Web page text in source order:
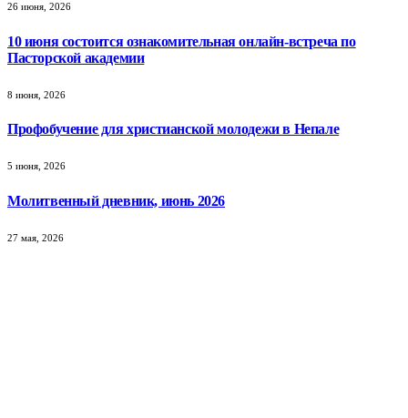
26 июня, 2026
10 июня состоится ознакомительная онлайн-встреча по
Пасторской академии
8 июня, 2026
Профобучение для христианской молодежи в Непале
5 июня, 2026
Молитвенный дневник, июнь 2026
27 мая, 2026